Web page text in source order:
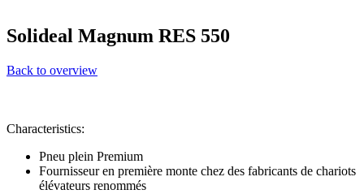
Solideal Magnum RES 550
Back to overview
Characteristics:
Pneu plein Premium
Fournisseur en première monte chez des fabricants de chariots
élévateurs renommés